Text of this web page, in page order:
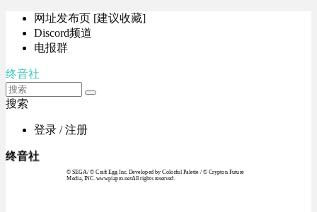
网址发布页 [建议收藏]
Discord频道
电报群
终音社
搜索
登录 / 注册
终音社
© SEGA / © Craft Egg Inc. Developed by Colorful Palette / © Crypton Future
Media, INC. www.piapro.netAll rights reserved.